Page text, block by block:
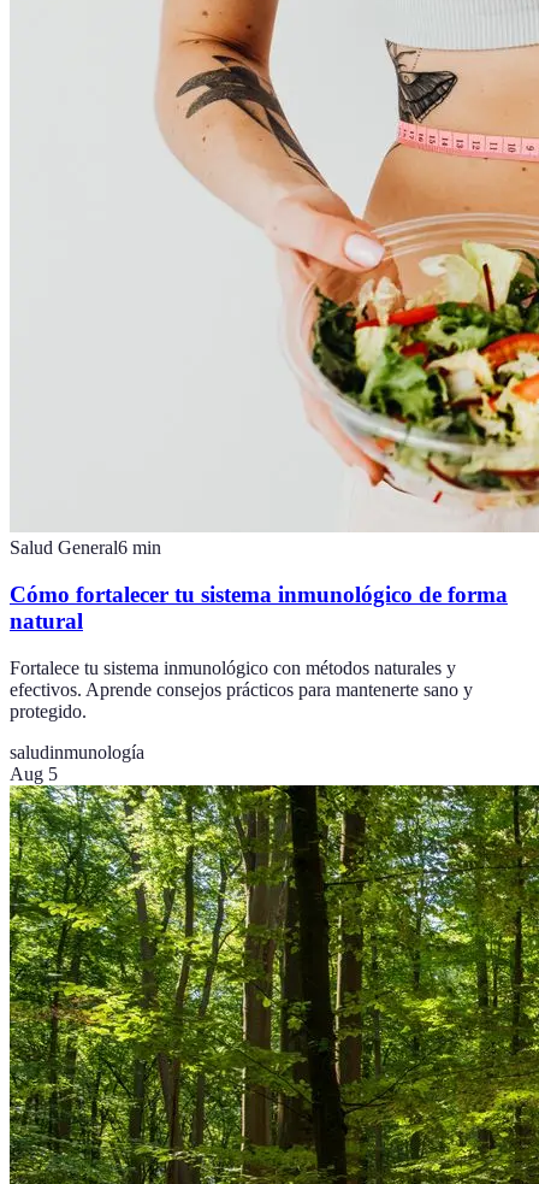
Salud General6 min
Cómo fortalecer tu sistema inmunológico de forma
natural
Fortalece tu sistema inmunológico con métodos naturales y
efectivos. Aprende consejos prácticos para mantenerte sano y
protegido.
saludinmunología
Aug 5